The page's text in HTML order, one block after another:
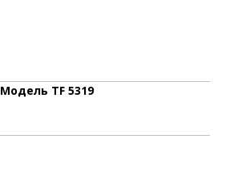
Модель TF 5319